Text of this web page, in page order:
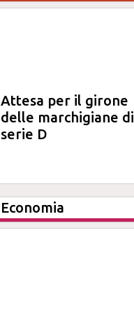
Attesa per il girone
delle marchigiane di
serie D
Economia